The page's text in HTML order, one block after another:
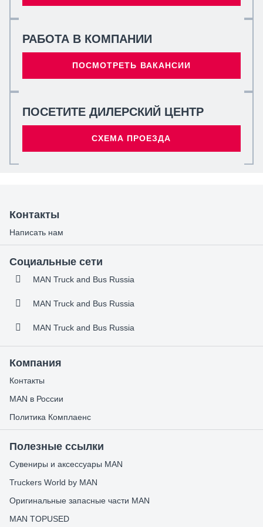
РАБОТА В КОМПАНИИ
ПОСМОТРЕТЬ ВАКАНСИИ
ПОСЕТИТЕ ДИЛЕРСКИЙ ЦЕНТР
СХЕМА ПРОЕЗДА
Контакты
Написать нам
Социальные сети
MAN Truck and Bus Russia
MAN Truck and Bus Russia
MAN Truck and Bus Russia
Компания
Контакты
MAN в России
Политика Комплаенс
Полезные ссылки
Сувениры и аксессуары MAN
Truckers World by MAN
Оригинальные запасные части MAN
MAN TOPUSED